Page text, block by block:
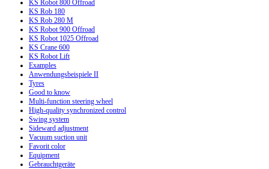
KS Robot 800 Offroad
KS Rob 180
KS Rob 280 M
KS Robot 900 Offroad
KS Robot 1025 Offroad
KS Crane 600
KS Robot Lift
Examples
Anwendungsbeispiele II
Tyres
Good to know
Multi-function steering wheel
High-quality synchronized control
Swing system
Sideward adjustment
Vacuum suction unit
Favorit color
Equipment
Gebrauchtgeräte